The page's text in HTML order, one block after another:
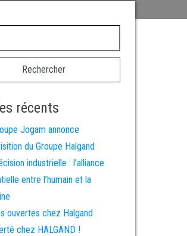
récents
Jogam annonce
du Groupe Halgand
industrielle : l’alliance
entre l’humain et la
ouvertes chez Halgand
chez HALGAND !